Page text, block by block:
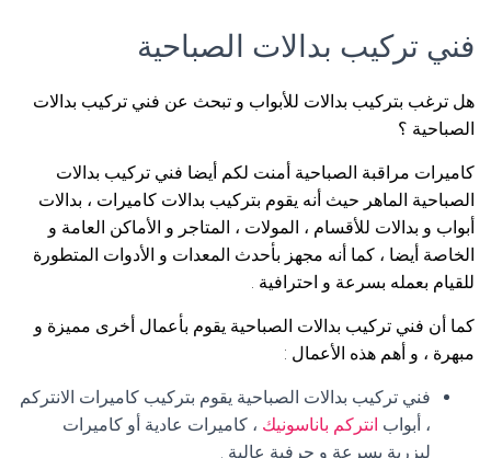
فني تركيب بدالات الصباحية
هل ترغب بتركيب بدالات للأبواب و تبحث عن فني تركيب بدالات
الصباحية ؟
كاميرات مراقبة الصباحية أمنت لكم أيضا فني تركيب بدالات
الصباحية الماهر حيث أنه يقوم بتركيب بدالات كاميرات ، بدالات
أبواب و بدالات للأقسام ، المولات ، المتاجر و الأماكن العامة و
الخاصة أيضا ، كما أنه مجهز بأحدث المعدات و الأدوات المتطورة
للقيام بعمله بسرعة و احترافية .
كما أن فني تركيب بدالات الصباحية يقوم بأعمال أخرى مميزة و
مبهرة ، و أهم هذه الأعمال :
فني تركيب بدالات الصباحية يقوم بتركيب كاميرات الانتركم
، أبواب انتركم باناسونيك ، كاميرات عادية أو كاميرات
ليزرية بسرعة و حرفية عالية .